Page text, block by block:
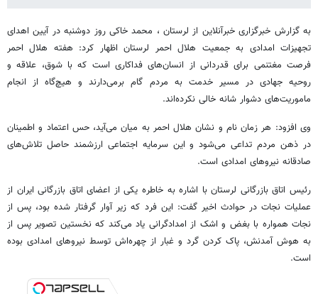
به گزارش خبرگزاری خبرآنلاین از لرستان ، محمد خاکی روز دوشنبه در آیین اهدای
تجهیزات امدادی به جمعیت هلال احمر لرستان اظهار کرد: هفته هلال احمر
فرصت مغتنمی برای قدردانی از انسان‌های فداکاری است که با شوق، علاقه و
روحیه جهادی در مسیر خدمت به مردم گام برمی‌دارند و هیچ‌گاه از انجام
ماموریت‌های دشوار شانه خالی نکرده‌اند.
وی افزود: هر زمان نام و نشان هلال احمر به میان می‌آید، حس اعتماد و اطمینان
در ذهن مردم تداعی می‌شود و این سرمایه اجتماعی ارزشمند حاصل تلاش‌های
صادقانه نیروهای امدادی است.
رئیس اتاق بازرگانی لرستان با اشاره به خاطره یکی از اعضای اتاق بازرگانی ایران از
عملیات نجات در حوادث اخیر گفت: این فرد که زیر آوار گرفتار شده بود، پس از
نجات همواره با بغض و اشک از امدادگرانی یاد می‌کند که نخستین تصویر پس از
به هوش آمدنش، پاک کردن گرد و غبار از چهره‌اش توسط نیروهای امدادی بوده
است.